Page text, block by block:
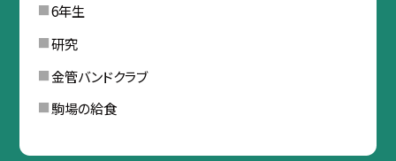
6年生
研究
金管バンドクラブ
駒場の給食